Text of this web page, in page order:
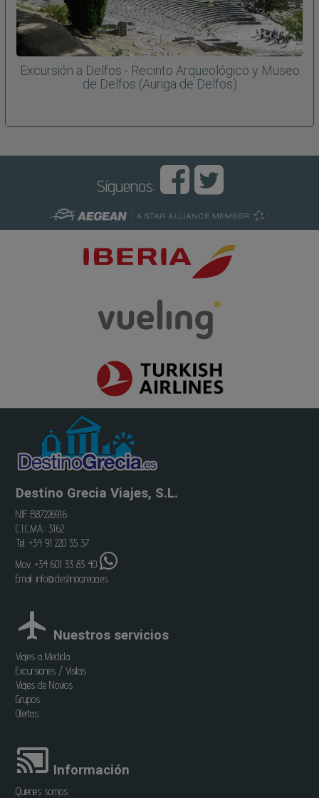
Excursión a Delfos - Recinto Arqueológico y Museo
de Delfos (Auriga de Delfos)
Síguenos:
Destino Grecia Viajes, S.L.
NIF: B87226916
C.I.C.MA.: 3162
Tel. +34 91 220 35 37
Mov. +34 601 33 83 40
Email:info@destinogrecia.es
Nuestros servicios
Viajes a Medida
Excursiones / Visitas
Viajes de Novios
Grupos
Ofertas
Información
Quienes somos